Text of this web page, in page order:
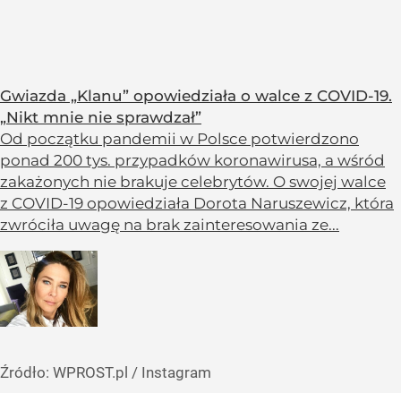
Gwiazda „Klanu” opowiedziała o walce z COVID-19.
„Nikt mnie nie sprawdzał”
Od początku pandemii w Polsce potwierdzono
ponad 200 tys. przypadków koronawirusa, a wśród
zakażonych nie brakuje celebrytów. O swojej walce
z COVID-19 opowiedziała Dorota Naruszewicz, która
zwróciła uwagę na brak zainteresowania ze...
Źródło: WPROST.pl / Instagram